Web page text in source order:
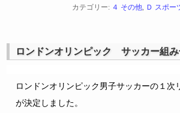
カテゴリー: ４ その他, Ｄ スポー
ロンドンオリンピック サッカー組
ロンドンオリンピック男子サッカーの１次
が決定しました。